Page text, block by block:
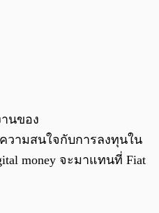
นของ
วามสนใจกับการลงทุนใน
money จะมาแทนที่ Fiat